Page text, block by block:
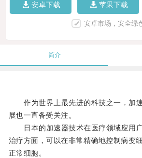
安卓下载 苹果下载
安卓市场，安全绿
简介
作为世界上最先进的科技之一，加
展也一直备受关注。
日本的加速器技术在医疗领域应用
治疗方面，可以在非常精确地控制病变
正常细胞。